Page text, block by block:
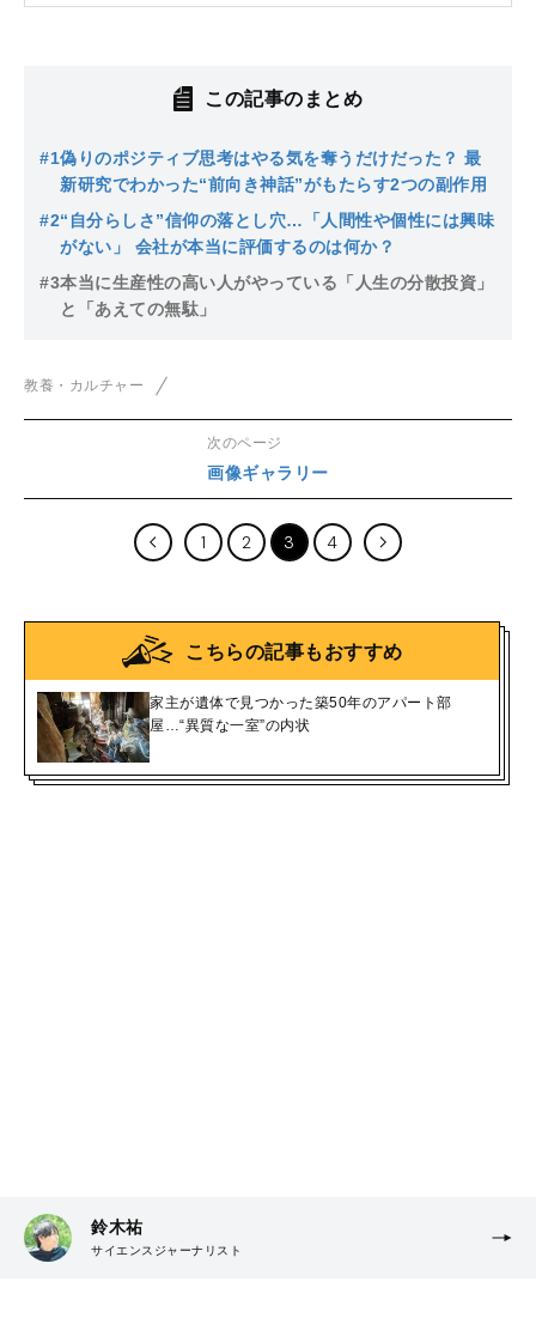
この記事のまとめ
#1偽りのポジティブ思考はやる気を奪うだけだった？ 最
新研究でわかった“前向き神話”がもたらす2つの副作用
#2“自分らしさ”信仰の落とし穴…「人間性や個性には興味
がない」 会社が本当に評価するのは何か？
#3本当に生産性の高い人がやっている「人生の分散投資」
と「あえての無駄」
教養・カルチャー
次のページ
画像ギャラリー
1 2 3 4
こちらの記事もおすすめ
家主が遺体で見つかった築50年のアパート部
屋…“異質な一室”の内状
鈴木祐
サイエンスジャーナリスト